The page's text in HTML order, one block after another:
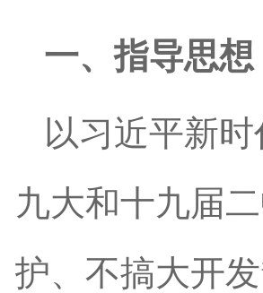
一、指导思想
以习近平新
九大和十九届
护、不搞大开发